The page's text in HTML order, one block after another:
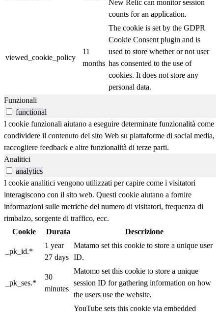
New Relic can monitor session
counts for an application.
viewed_cookie_policy
11
months
The cookie is set by the GDPR
Cookie Consent plugin and is
used to store whether or not user
has consented to the use of
cookies. It does not store any
personal data.
Funzionali
functional
I cookie funzionali aiutano a eseguire determinate funzionalità come
condividere il contenuto del sito Web su piattaforme di social media,
raccogliere feedback e altre funzionalità di terze parti.
Analitici
analytics
I cookie analitici vengono utilizzati per capire come i visitatori
interagiscono con il sito web. Questi cookie aiutano a fornire
informazioni sulle metriche del numero di visitatori, frequenza di
rimbalzo, sorgente di traffico, ecc.
Cookie
Durata Descrizione
_pk_id.*
1 year
27 days
Matamo set this cookie to store a unique user
ID.
_pk_ses.*
30
minutes
Matomo set this cookie to store a unique
session ID for gathering information on how
the users use the website.
YouTube sets this cookie via embedded